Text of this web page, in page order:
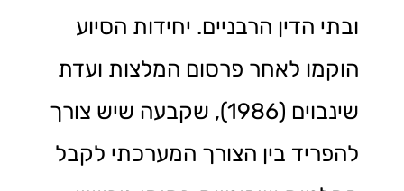
ובתי הדין הרבניים. יחידות הסיוע
הוקמו לאחר פרסום המלצות ועדת
שינבוים (1986), שקבעה שיש צורך
להפריד בין הצורך המערכתי לקבל